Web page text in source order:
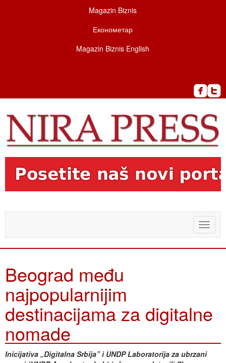
Magazin Biznis
Економетар
Magazin Biznis English
Toggle
Beograd među
najpopularnijim
destinacijama za digitalne
nomade
Inicijativa „Digitalna Srbija” i UNDP Laboratorija za ubrzani